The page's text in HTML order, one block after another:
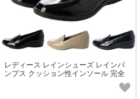
レディース レインシューズ レインパ
ンプス クッション性インソール 完全